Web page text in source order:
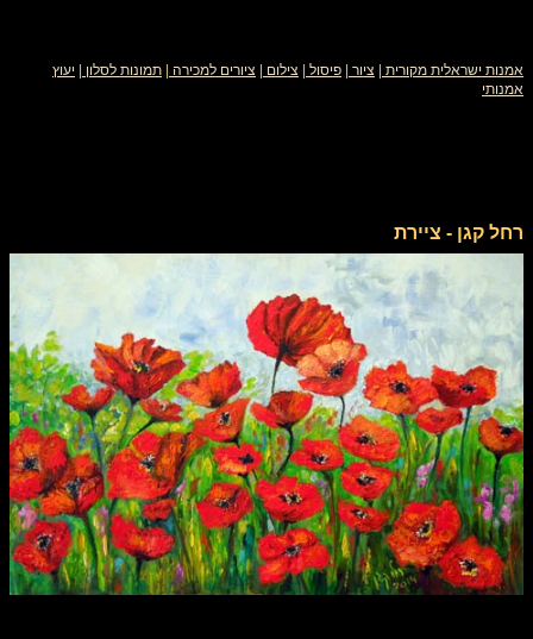
אמנות ישראלית מקורית ציור פיסול צילום ציורים למכירה תמונות לסלון
יעוץ
אמנותי
רחל קגן - ציירת